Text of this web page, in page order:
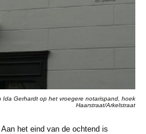
Ida Gerhardt op het vroegere notarispand, hoek
Haarstraat/Arkelstraat
het eind van de ochtend is